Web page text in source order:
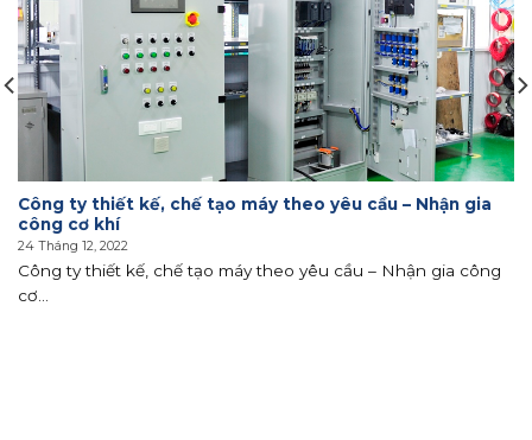
Công ty thiết kế, chế tạo máy theo yêu cầu – Nhận gia
công cơ khí
24 Tháng 12, 2022
Công ty thiết kế, chế tạo máy theo yêu cầu – Nhận gia công
cơ...